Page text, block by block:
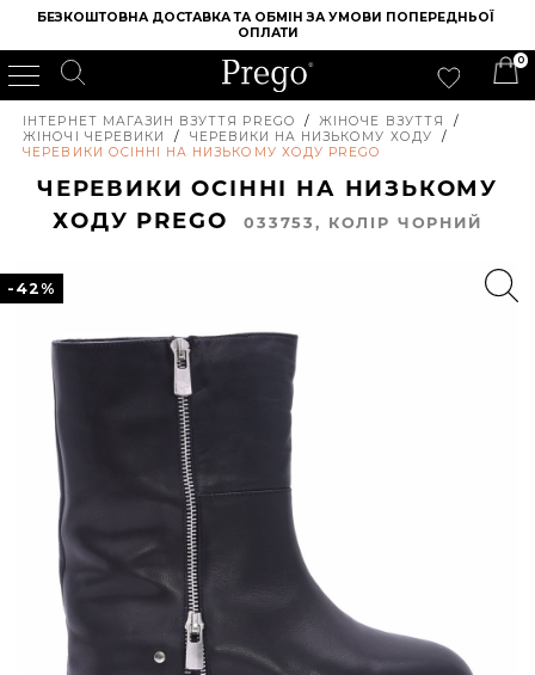
БЕЗКОШТОВНА ДОСТАВКА ТА ОБМІН ЗА УМОВИ ПОПЕРЕДНЬОЇ
ОПЛАТИ
0
ІНТЕРНЕТ МАГАЗИН ВЗУТТЯ PREGO / ЖІНОЧЕ ВЗУТТЯ
/
ЖІНОЧІ ЧЕРЕВИКИ
/ ЧЕРЕВИКИ НА НИЗЬКОМУ ХОДУ
/
ЧЕРЕВИКИ ОСІННІ НА НИЗЬКОМУ ХОДУ PREGO
ЧЕРЕВИКИ ОСІННІ НА НИЗЬКОМУ
ХОДУ PREGO033753, КОЛIР ЧОРНИЙ
-42%